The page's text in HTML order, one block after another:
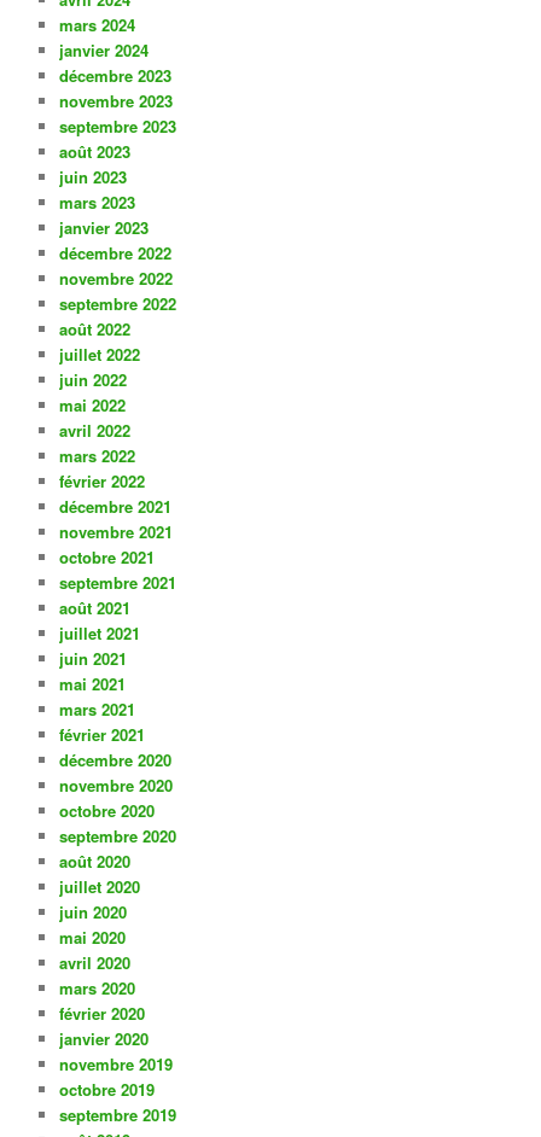
mars 2024
janvier 2024
décembre 2023
novembre 2023
septembre 2023
août 2023
juin 2023
mars 2023
janvier 2023
décembre 2022
novembre 2022
septembre 2022
août 2022
juillet 2022
juin 2022
mai 2022
avril 2022
mars 2022
février 2022
décembre 2021
novembre 2021
octobre 2021
septembre 2021
août 2021
juillet 2021
juin 2021
mai 2021
mars 2021
février 2021
décembre 2020
novembre 2020
octobre 2020
septembre 2020
août 2020
juillet 2020
juin 2020
mai 2020
avril 2020
mars 2020
février 2020
janvier 2020
novembre 2019
octobre 2019
septembre 2019